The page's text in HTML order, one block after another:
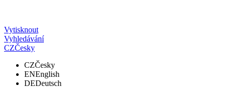
Vytisknout
Vyhledávání
CZČesky
CZČesky
ENEnglish
DEDeutsch